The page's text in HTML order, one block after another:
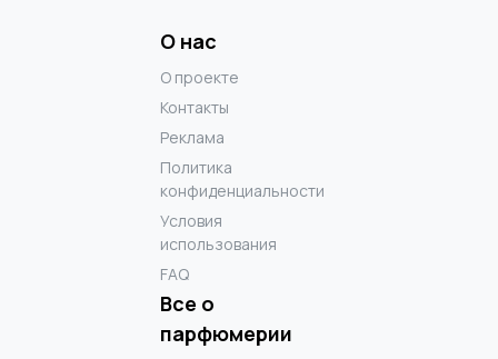
О нас
О проекте
Контакты
Реклама
Политика
конфиденциальности
Условия
использования
FAQ
Все о
парфюмерии